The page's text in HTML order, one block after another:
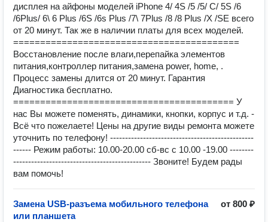
дисплея на айфоны моделей iPhone 4/ 4S /5 /5/ C/ 5S /6
/6Plus/ 6\ 6 Plus /6S /6s Plus /7\ 7Plus /8 /8 Plus /Х /SE всего
от 20 минут. Так же в наличии платы для всех моделей.
==========================================
Восстановление после влаги,перепайка элементов
питания,контроллер питания,замена power, home, .
Процесс замены длится от 20 минут. Гарантия
Диагностика бесплатно.
========================================= У
нас Вы можете поменять, динамики, кнопки, корпус и т.д. -
Всё что пожелаете! Цены на другие виды ремонта можете
уточнить по телефону! ------------------------------------------------
------ Режим работы: 10.00-20.00 сб-вс с 10.00 -19.00 --------
---------------------------------------------- Звоните! Будем рады
вам помочь!
Замена USB-разъема мобильного телефона
или планшета
от 800 ₽